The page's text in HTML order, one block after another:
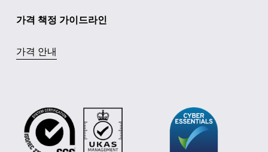
가격 안내
가격 책정 가이드라인